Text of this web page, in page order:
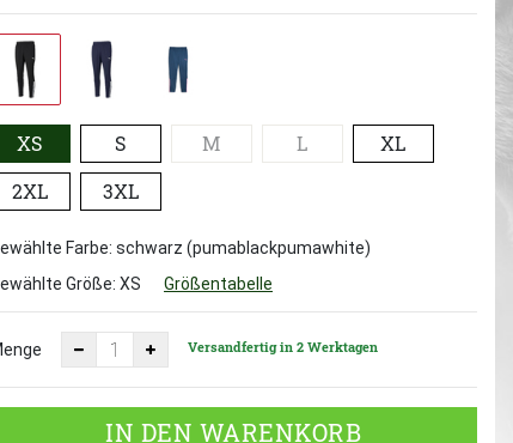
XS S M L
XL
2XL
3XL
Farbe: schwarz (pumablackpumawhite)
Größe: XS Größentabelle
Versandfertig in 2 Werktagen
IN DEN WARENKORB